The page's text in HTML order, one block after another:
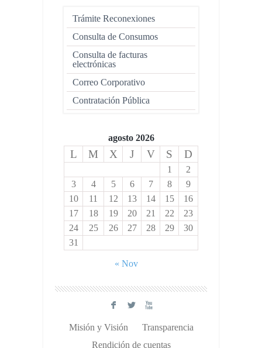
Trámite Reconexiones
Consulta de Consumos
Consulta de facturas
electrónicas
Correo Corporativo
Contratación Pública
agosto 2026
L M X J V S D
1
2
3
4 5 6 7 8
9
10
11 12 13 14 15
16
17
18 19 20 21 22
23
24
25 26 27 28 29
30
31
« Nov
F L X
Misión y Visión
Transparencia
Rendición de cuentas